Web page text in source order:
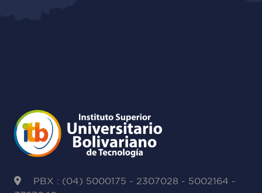
PBX : (04) 5000175 - 2307028 - 5002164 -